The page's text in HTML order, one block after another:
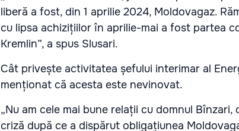
liberă a fost, din 1 aprilie 2024, Moldovagaz.
cu lipsa achizițiilor în aprilie-mai a fost partea
Kremlin”, a spus Slusari.
Cât privește activitatea șefului interimar al
menționat că acesta este nevinovat.
„Nu am cele mai bune relații cu domnul
criză după ce a dispărut obligațiunea